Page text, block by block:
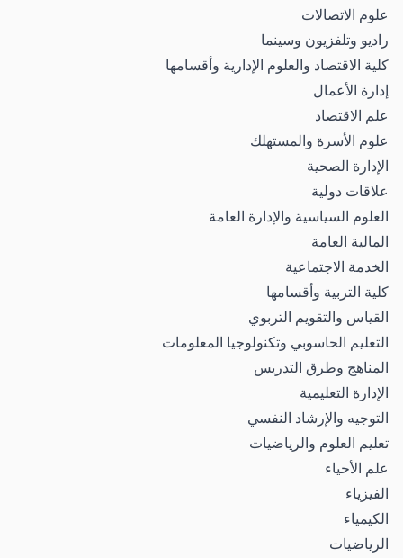
علوم الاتصالات
راديو وتلفزيون وسينما
كلية الاقتصاد والعلوم الإدارية وأقسامها
إدارة الأعمال
علم الاقتصاد
علوم الأسرة والمستهلك
الإدارة الصحية
علاقات دولية
العلوم السياسية والإدارة العامة
المالية العامة
الخدمة الاجتماعية
كلية التربية وأقسامها
القياس والتقويم التربوي
التعليم الحاسوبي وتكنولوجيا المعلومات
المناهج وطرق التدريس
الإدارة التعليمية
التوجيه والإرشاد النفسي
تعليم العلوم والرياضيات
علم الأحياء
الفيزياء
الكيمياء
الرياضيات